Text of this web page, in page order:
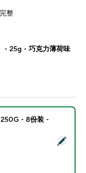
整
- 25g - 巧克力薄荷味
- 250G - 8份装 - 玄
- 8份装 -